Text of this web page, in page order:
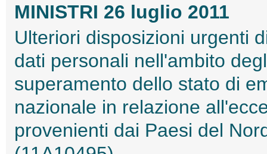
MINISTRI 26 luglio 2011
Ulteriori disposizioni urgenti
dati personali nell'ambito
superamento dello stato di
nazionale in relazione
provenienti dai Paesi del